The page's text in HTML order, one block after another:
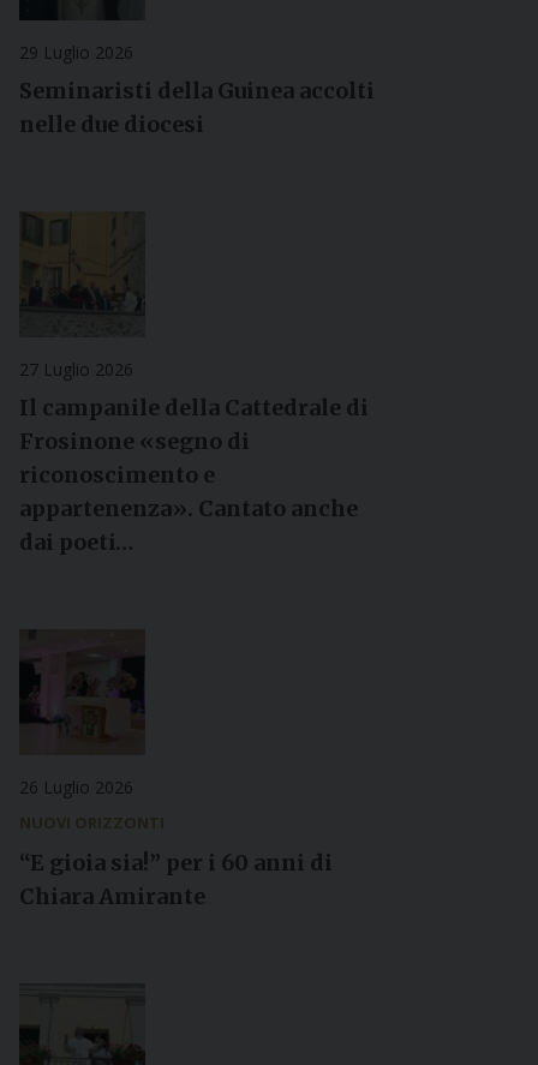
29 Luglio 2026
Seminaristi della Guinea accolti
nelle due diocesi
27 Luglio 2026
Il campanile della Cattedrale di
Frosinone «segno di
riconoscimento e
appartenenza». Cantato anche
dai poeti…
26 Luglio 2026
NUOVI ORIZZONTI
“E gioia sia!” per i 60 anni di
Chiara Amirante